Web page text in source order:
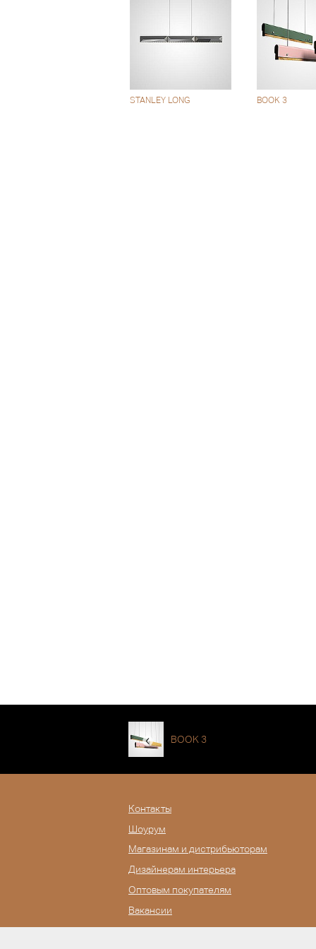
STANLEY LONG BOOK 3
BOOK 3
Контакты
Шоурум
Магазинам и дистрибьюторам
Дизайнерам интерьера
Оптовым покупателям
Вакансии
Журнал Lampatron